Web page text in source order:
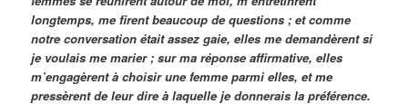
longtemps, me firent beaucoup de questions ; et comme
notre conversation était assez gaie, elles me demandèrent si
je voulais me marier ; sur ma réponse affirmative, elles
m’engagèrent à choisir une femme parmi elles, et me
pressèrent de leur dire à laquelle je donnerais la préférence.